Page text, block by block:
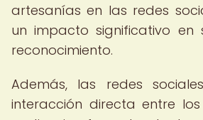
artesanías en las redes
un impacto significativo en
reconocimiento.
Además, las redes
interacción directa entre